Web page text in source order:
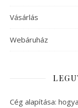
Vásárlás
Webáruház
Cég alapítása: